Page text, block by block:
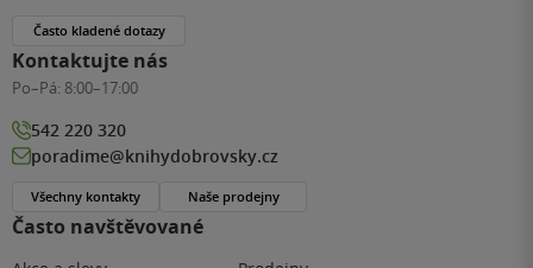
Často navštěvované
Často kladené dotazy
Kontaktujte nás
Po–Pá: 8:00–17:00
542 220 320
poradime@knihydobrovsky.cz
Všechny kontakty Naše prodejny